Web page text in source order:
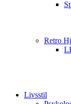
Retro
Livsstil